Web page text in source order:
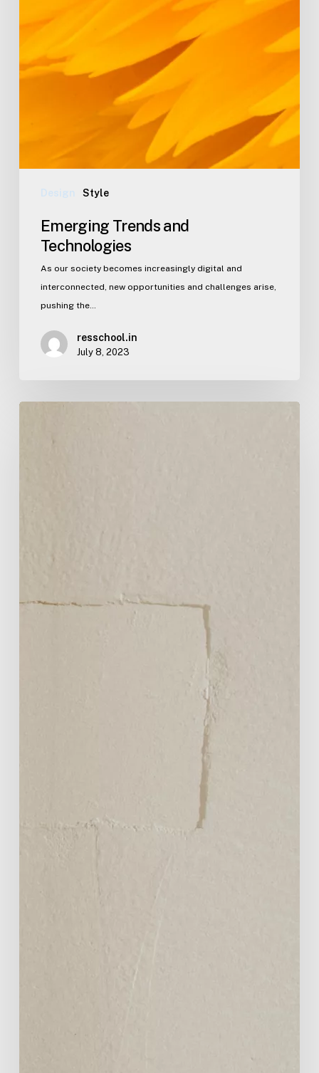
Design Style
Emerging Trends and
Technologies
As our society becomes increasingly digital and
interconnected, new opportunities and challenges arise,
pushing the…
resschool.in
July 8, 2023